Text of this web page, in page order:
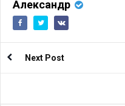
Александр
Next Post